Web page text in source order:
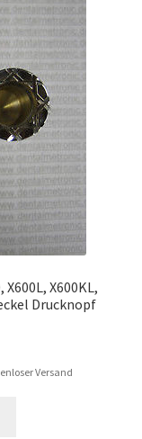
X600KL,
Drucknopf
Versand